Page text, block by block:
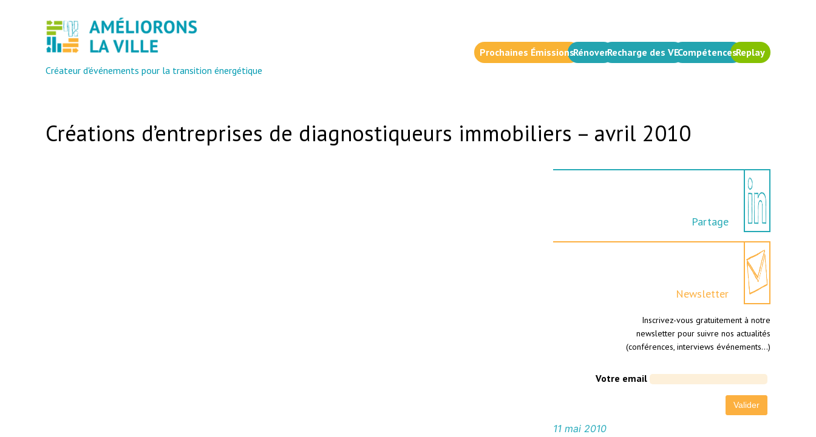
Créateur d'événements pour la transition énergétique
Prochaines ÉmissionsRénoverRecharge des VECompétencesReplay
Créations d’entreprises de diagnostiqueurs immobiliers – avril 2010
Partage
Newsletter
Inscrivez-vous gratuitement à notre
newsletter pour suivre nos actualités
(conférences, interviews événements…)
Votre email
11 mai 2010